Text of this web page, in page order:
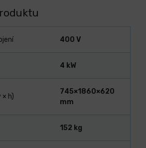
400 V
4 kW
× h)
745×1860×620
mm
152 kg